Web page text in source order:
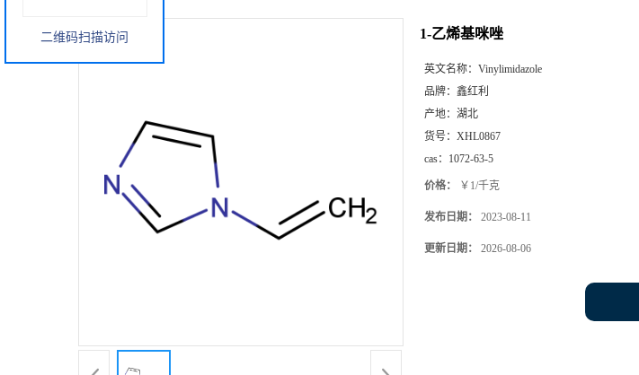
1-乙烯基咪唑
英文名称： Vinylimidazole
品牌： 鑫红利
产地： 湖北
货号： XHL0867
cas： 1072-63-5
价格： ￥1/千克
发布日期： 2023-08-11
更新日期： 2026-08-06
二维码扫描访问